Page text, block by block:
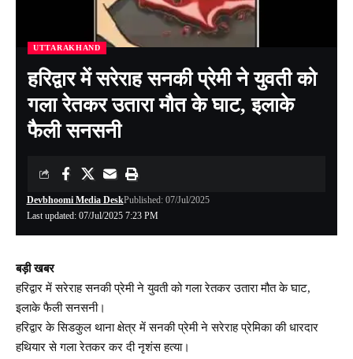
UTTARAKHAND
हरिद्वार में सरेराह सनकी प्रेमी ने युवती को
गला रेतकर उतारा मौत के घाट, इलाके
फैली सनसनी
Last updated: 07/Jul/2025 7:23 PM
Devbhoomi Media DeskPublished: 07/Jul/2025
बड़ी खबर
हरिद्वार में सरेराह सनकी प्रेमी ने युवती को गला रेतकर उतारा मौत के घाट,
इलाके फैली सनसनी।
हरिद्वार के सिडकुल थाना क्षेत्र में सनकी प्रेमी ने सरेराह प्रेमिका की धारदार
हथियार से गला रेतकर कर दी नृशंस हत्या।